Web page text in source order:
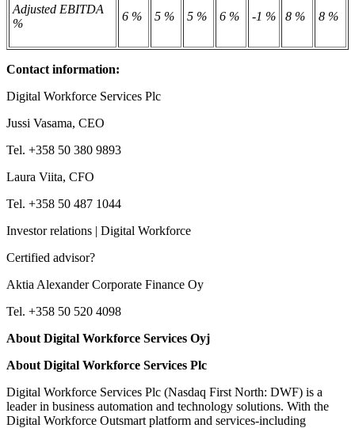
Adjusted EBITDA
%
6 % 5 % 5 % 6 % -1 % 8 % 8 %
Contact information:
Digital Workforce Services Plc
Jussi Vasama, CEO
Tel. +358 50 380 9893
Laura Viita, CFO
Tel. +358 50 487 1044
Investor relations | Digital Workforce
Certified advisor?
Aktia Alexander Corporate Finance Oy
Tel. +358 50 520 4098
About Digital Workforce Services Oyj
About Digital Workforce Services Plc
Digital Workforce Services Plc (Nasdaq First North: DWF) is a
leader in business automation and technology solutions. With the
Digital Workforce Outsmart platform and services-including